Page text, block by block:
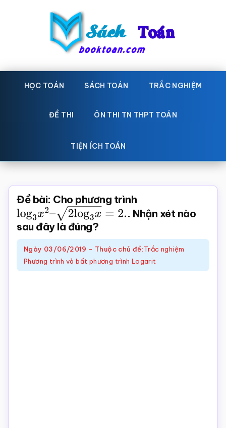
Sách
Toán
toán
Học
toán,
giáo
Toán,
trắc
nghiệm
Toán
online
HỌC TOÁN SÁCH TOÁN TRẮC NGHIỆM
ĐỀ THI ÔN THI TN THPT TOÁN
TIỆN ÍCH TOÁN
Đề bài: Cho phương trình
log3x2–2 log3x=2.
. Nhận xét nào
sau đây là đúng?
Ngày 03/06/2019 - Thuộc chủ đề:Trắc nghiệm
Phương trình và bất phương trình Logarit